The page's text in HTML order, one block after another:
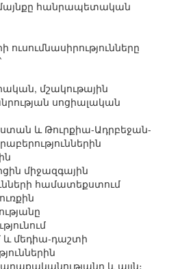
հանրապետական
ուսումնասիրությունները
մշակութային
սոցիալական
և Թուրքիա-Ադրբեջան-
միջազգային
համատեքստում
մեդիա-դաշտի
և այլն։